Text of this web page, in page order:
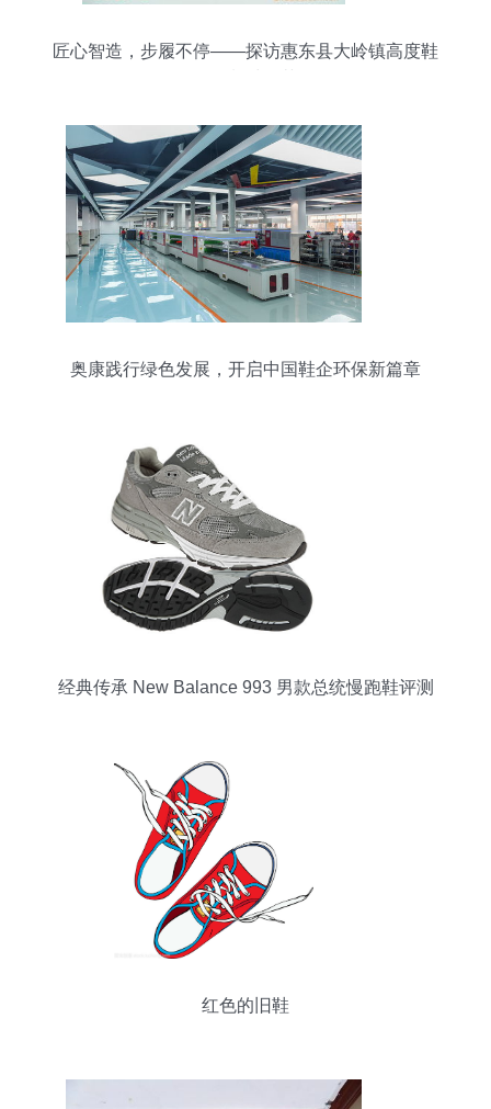
匠心智造，步履不停——探访惠东县大岭镇高度鞋
奥康践行绿色发展，开启中国鞋企环保新篇章
经典传承 New Balance 993 男款总统慢跑鞋评测
红色的旧鞋